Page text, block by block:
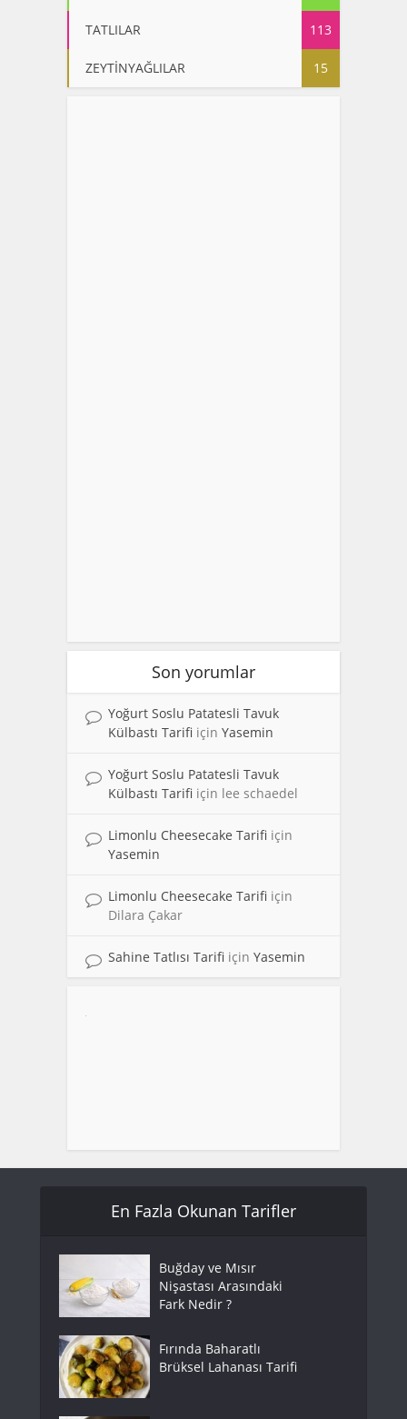
TATLILAR 113
ZEYTİNYAĞLILAR 15
Son yorumlar
Yoğurt Soslu Patatesli Tavuk
Külbastı Tarifi için Yasemin
Yoğurt Soslu Patatesli Tavuk
Külbastı Tarifi için lee schaedel
Limonlu Cheesecake Tarifi için
Yasemin
Limonlu Cheesecake Tarifi için
Dilara Çakar
Sahine Tatlısı Tarifi için Yasemin
En Fazla Okunan Tarifler
Buğday ve Mısır
Nişastası Arasındaki
Fark Nedir ?
Fırında Baharatlı
Brüksel Lahanası Tarifi